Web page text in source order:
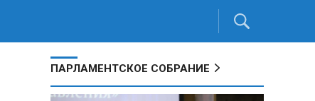
ПАРЛАМЕНТСКОЕ СОБРАНИЕ